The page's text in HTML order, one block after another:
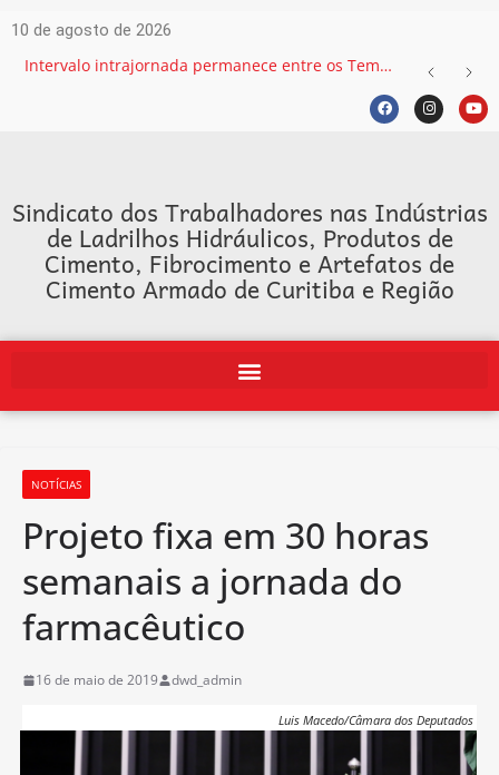
10 de agosto de 2026
Intervalo intrajornada permanece entre os Temas mais recorrentes na Justiça do Trabalho e exige atenção das empresas
Sindicato dos Trabalhadores nas Indústrias
de Ladrilhos Hidráulicos, Produtos de
Cimento, Fibrocimento e Artefatos de
Cimento Armado de Curitiba e Região
NOTÍCIAS
Projeto fixa em 30 horas
semanais a jornada do
farmacêutico
16 de maio de 2019 dwd_admin
Luis Macedo/Câmara dos Deputados